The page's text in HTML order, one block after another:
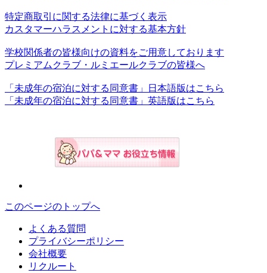
特定商取引に関する法律に基づく表示
カスタマーハラスメントに対する基本方針
学校関係者の皆様向けの資料をご用意しております
プレミアムクラブ・ルミエールクラブの皆様へ
「未成年の宿泊に対する同意書」日本語版はこちら
「未成年の宿泊に対する同意書」英語版はこちら
このページのトップへ
よくある質問
プライバシーポリシー
会社概要
リクルート